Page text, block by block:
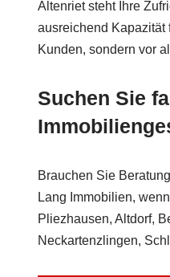
Altenriet steht Ihre
ausreichend Kapazität
Kunden, sondern vor
Suchen Sie
Brauchen Sie
Lang Immobilien,
Pliezhausen, Altdorf,
Neckartenzlingen,